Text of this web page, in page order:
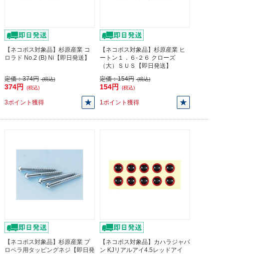
【ネコポス対象品】杉原産業 コ
ロラド No.2 (B) Ni【即日発送】
定価：374円 (税込)
374円 (税込)
3ポイント獲得
【ネコポス対象品】杉原産業 ヒ
ートン１．６-２６ クローズ
（大）ＳＵＳ【即日発送】
定価：154円 (税込)
154円 (税込)
1ポイント獲得
【ネコポス対象品】杉原産業 プ
ロペラ用タッピングネジ【即日発
【ネコポス対象品】カハラジャパ
ン KJリアルアイ4.5レッドアイ